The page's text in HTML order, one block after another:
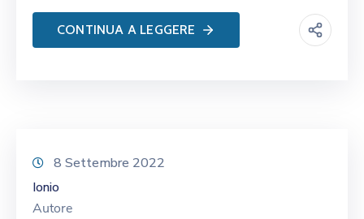
CONTINUA A LEGGERE
8 Settembre 2022
Ionio
Autore